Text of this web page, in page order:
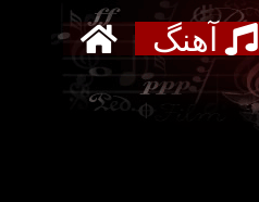
آهنگ